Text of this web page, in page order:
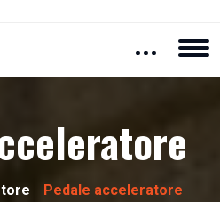
Pedale acceleratore